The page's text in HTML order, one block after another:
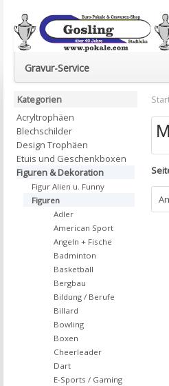
Euro-Pokale & Gravur-Shop
Gravur-Service
Kategorien
Acryltrophäen
Blechschilder
Design Trophäen
Etuis und Geschenkboxen
Figuren & Dekoration
Figur Alien u. Funny
Figuren
Adler
American Sport
Angeln + Fische
Badminton
Basketball
Bergbau
Bildung / Berufe
Billard
Bowling
Boxen
Cheerleader
Dart
E-Sports / Gaming